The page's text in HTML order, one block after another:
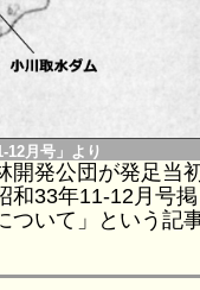
12月号」より
開発公団が発足当
和33年11-12月号掲
ついて」という記